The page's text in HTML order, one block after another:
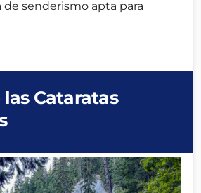
senderismo apta para
Cataratas